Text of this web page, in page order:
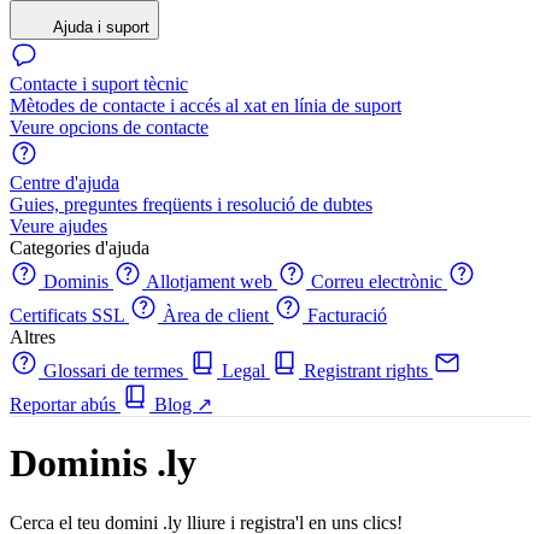
Ajuda i suport
Contacte i suport tècnic
Mètodes de contacte i accés al xat en línia de suport
Veure opcions de contacte
Centre d'ajuda
Guies, preguntes freqüents i resolució de dubtes
Veure ajudes
Categories d'ajuda
Dominis
Allotjament web
Correu electrònic
Certificats SSL
Àrea de client
Facturació
Altres
Glossari de termes
Legal
Registrant rights
Reportar abús
Blog ↗
Dominis .ly
Cerca el teu domini .ly lliure i registra'l en uns clics!